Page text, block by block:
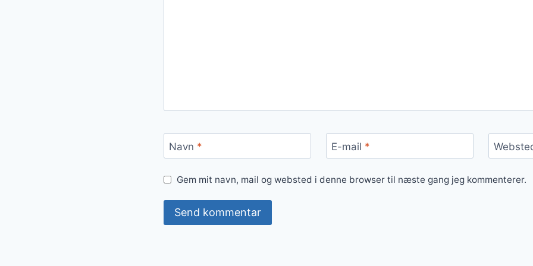
Navn * E-mail *
Gem mit navn, mail og websted i denne browser til næste gang jeg kommenterer.